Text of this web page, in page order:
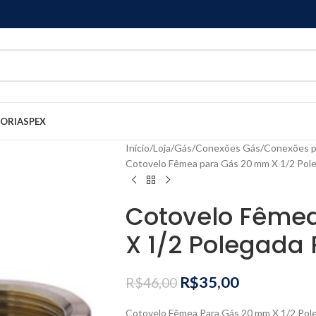
PEX
Início Loja Gás Conexões Gás Conexões
Cotovelo Fêmea para Gás 20 mm X 1/2
Cotovelo
X 1/2
R$46,00 R$35,00
Cotovelo Fêmea Para Gás 20 mm X 1/2